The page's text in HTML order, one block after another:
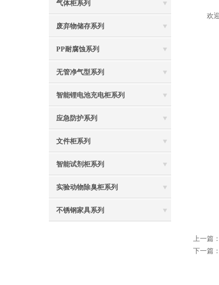
气体柜系列
废弃物储存系列
PP耐腐蚀系列
无管净气型系列
智能锂电池充电柜系列
应急防护系列
文件柜系列
智能试剂柜系列
实验动物除臭柜系列
不锈钢家具系列
欢迎
上一篇
下一篇